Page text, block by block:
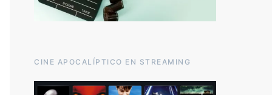
CINE APOCALÍPTICO EN STREAMING